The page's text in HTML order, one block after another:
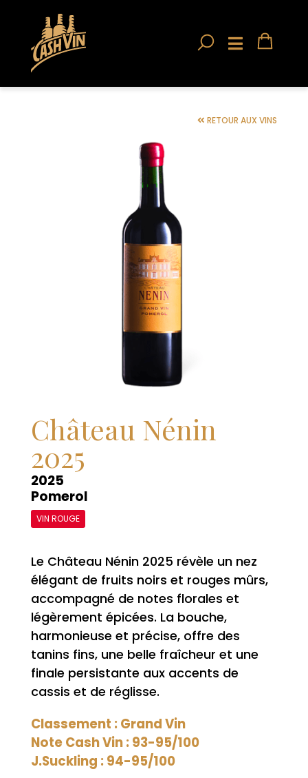
RETOUR AUX VINS
Château Nénin
2025
2025
Pomerol
VIN ROUGE
Le Château Nénin 2025 révèle un nez
élégant de fruits noirs et rouges mûrs,
accompagné de notes florales et
légèrement épicées. La bouche,
harmonieuse et précise, offre des
tanins fins, une belle fraîcheur et une
finale persistante aux accents de
cassis et de réglisse.
Classement : Grand Vin
Note Cash Vin : 93-95/100
J.Suckling : 94-95/100